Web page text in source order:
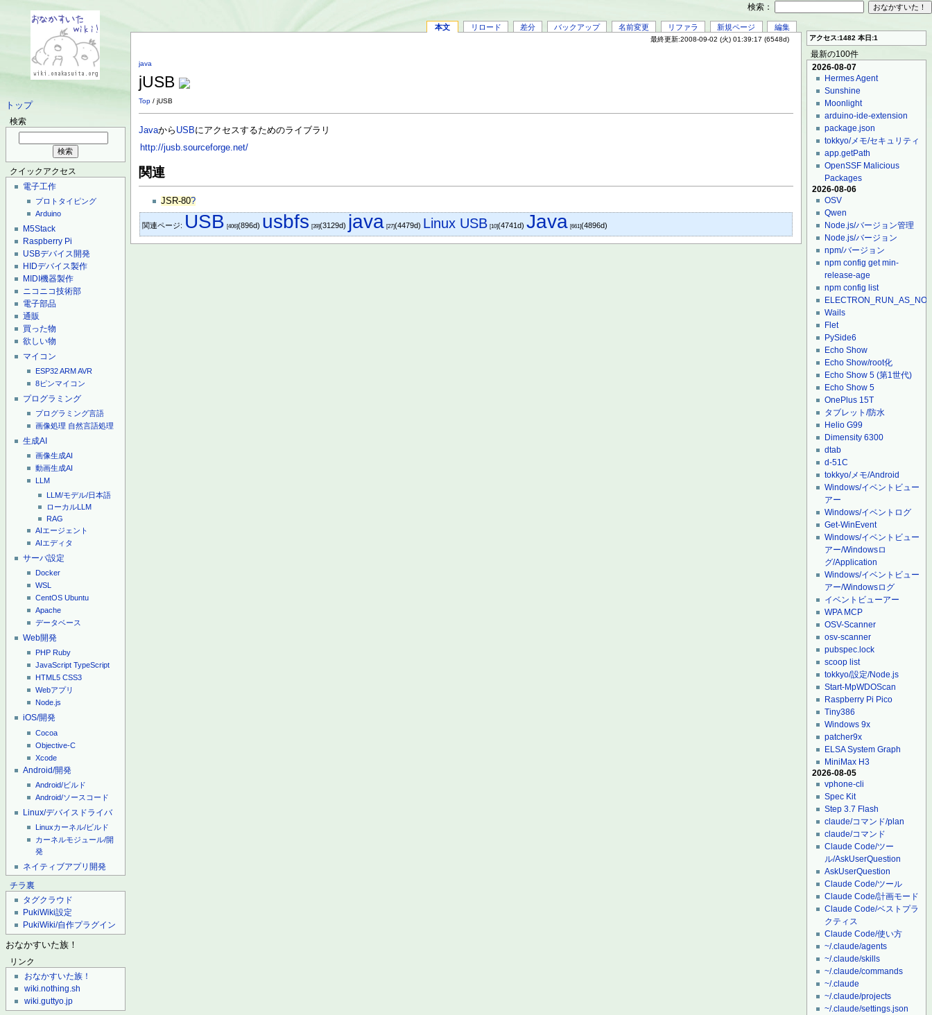
トップ
検索
クイックアクセス
電子工作
プロトタイピング
Arduino
M5Stack
Raspberry Pi
USBデバイス開発
HIDデバイス製作
MIDI機器製作
ニコニコ技術部
電子部品
通販
買った物
欲しい物
マイコン
ESP32ARMAVR
8ピンマイコン
プログラミング
プログラミング言語
画像処理 自然言語処理
生成AI
画像生成AI
動画生成AI
LLM
LLM/モデル/日本語
ローカルLLM
RAG
AIエージェント
AIエディタ
サーバ設定
Docker
WSL
CentOS Ubuntu
Apache
データベース
Web開発
PHP Ruby
JavaScript TypeScript
HTML5 CSS3
Webアプリ
Node.js
iOS/開発
Cocoa
Objective-C
Xcode
Android/開発
Android/ビルド
Android/ソースコード
Linux/デバイスドライバ
Linuxカーネル/ビルド
カーネルモジュール/開
発
ネイティブアプリ開発
チラ裏
タグクラウド
PukiWiki設定
PukiWiki/自作プラグイン
おなかすいた族！
リンク
おなかすいた族！
wiki.nothing.sh
wiki.guttyo.jp
本文 リロード 差分 バックアップ 名前変更 リファラ 新規ページ 編集
最終更新:2008-09-02 (火) 01:39:17 (6548d)
java
jUSB
Top / jUSB
Javaから USBにアクセスするためのライブラリ
http://jusb.sourceforge.net/
関連
JSR-80?
関連ページ: USB [406](896d) usbfs [39](3129d) java [27](4479d) Linux USB [10](4741d)Java [661](4896d)
アクセス:1482 本日:1
最新の100件
2026-08-07
Hermes Agent
Sunshine
Moonlight
arduino-ide-extension
package.json
tokkyo/メモ/セキュリティ
app.getPath
OpenSSF Malicious
Packages
2026-08-06
OSV
Qwen
Node.js/バージョン管理
Node.js/バージョン
npm/バージョン
npm config get min-
release-age
npm config list
Wails
Flet
PySide6
Echo Show
Echo Show/root化
Echo Show 5 (第1世代)
Echo Show 5
OnePlus 15T
タブレット/防水
Helio G99
Dimensity 6300
dtab
d-51C
tokkyo/メモ/Android
Windows/イベントビュー
アー
Windows/イベントログ
Get-WinEvent
Windows/イベントビュー
アー/Windowsロ
グ/Application
Windows/イベントビュー
アー/Windowsログ
イベントビューアー
WPA MCP
OSV-Scanner
osv-scanner
pubspec.lock
scoop list
tokkyo/設定/Node.js
Start-MpWDOScan
Raspberry Pi Pico
Tiny386
Windows 9x
patcher9x
ELSA System Graph
MiniMax H3
2026-08-05
vphone-cli
Spec Kit
Step 3.7 Flash
claude/コマンド/plan
claude/コマンド
Claude Code/ツー
ル/AskUserQuestion
AskUserQuestion
Claude Code/ツール
Claude Code/計画モード
Claude Code/ベストプラ
クティス
Claude Code/使い方
~/.claude/agents
~/.claude/skills
~/.claude/commands
~/.claude
~/.claude/projects
~/.claude/settings.json
検索：